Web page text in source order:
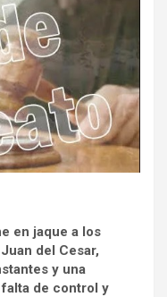
en jaque a los
del Cesar,
y una
de control y